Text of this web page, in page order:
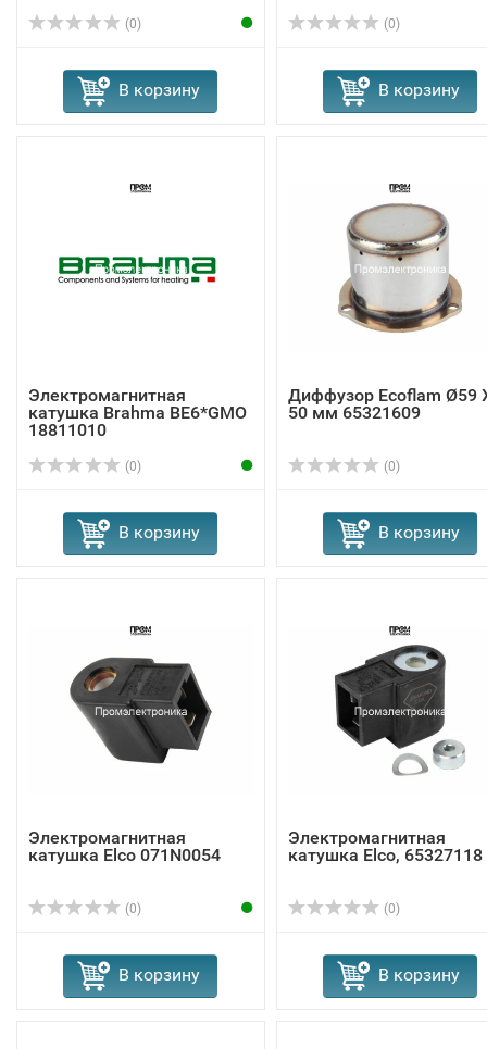
(0)
В корзину
(0)
В корзину
Электромагнитная
катушка Brahma BE6*GMO
18811010
(0)
В корзину
Диффузор Ecoflam Ø59
50 мм 65321609
(0)
В корзину
Электромагнитная
катушка Elco 071N0054
(0)
В корзину
Электромагнитная
катушка Elco, 65327118
(0)
В корзину